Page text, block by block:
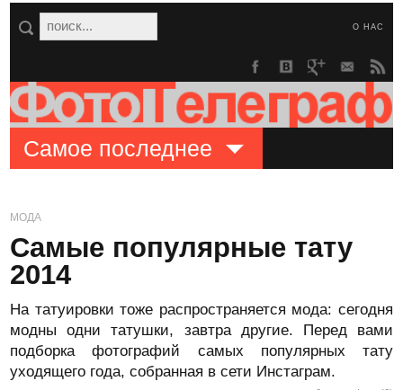
О НАС
Самое последнее
МОДА
Самые популярные тату
2014
На татуировки тоже распространяется мода: сегодня
модны одни татушки, завтра другие. Перед вами
подборка фотографий самых популярных тату
уходящего года, собранная в сети Инстаграм.